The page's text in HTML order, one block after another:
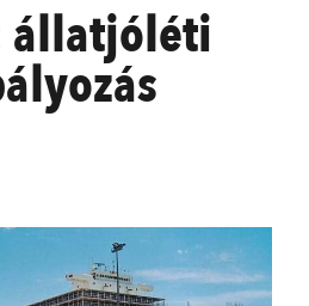
állatjóléti